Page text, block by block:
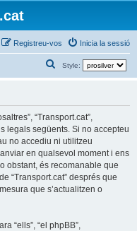
Inicia la sessió
Registreu-vos
Style:
e
c
a
“Transport.cat”,
legals següents. Si no accepteu
no accediu ni utilitzeu
en qualsevol moment i ens
obstant, és recomanable que
“Transport.cat” després que
que s’actualitzen o
“ells”, “el phpBB”,